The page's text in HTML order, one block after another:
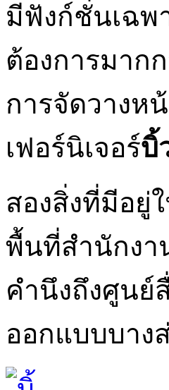
มีฟังก์ชั่นเฉพ
ต้องการมาก
การจัดวางห
เฟอร์นิเจอร์บิ้
สองสิ่งที่มีอยู่
พื้นที่สำนักงา
คำนึงถึงศูนย์
ออกแบบบาง